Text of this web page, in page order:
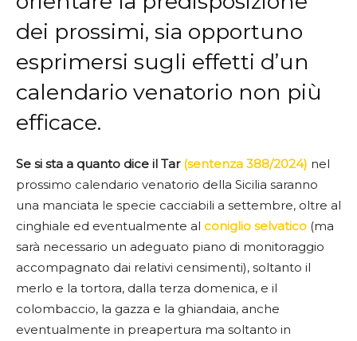
dei prossimi, sia opportuno
esprimersi sugli effetti d’un
calendario venatorio non più
efficace.
Se si sta a quanto dice il Tar (sentenza 388/2024) nel
prossimo calendario venatorio della Sicilia saranno
una manciata le specie cacciabili a settembre, oltre al
cinghiale ed eventualmente al coniglio selvatico (ma
sarà necessario un adeguato piano di monitoraggio
accompagnato dai relativi censimenti), soltanto il
merlo e la tortora, dalla terza domenica, e il
colombaccio, la gazza e la ghiandaia, anche
eventualmente in preapertura ma soltanto in